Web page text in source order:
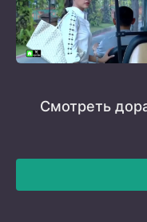
Смотреть